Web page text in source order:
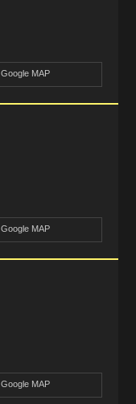
Google MAP
Google MAP
Google MAP